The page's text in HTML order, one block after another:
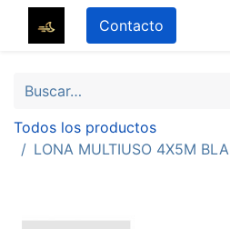
Contacto
Todos los productos
LONA MULTIUSO 4X5M